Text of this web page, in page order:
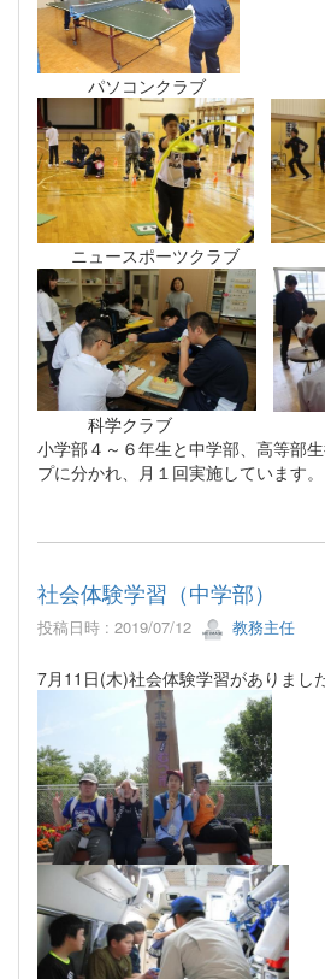
パソコンクラブ 卓
ニュースポーツクラブ エ
科学クラブ 音
小学部４～６年生と中学部、高等部
プに分かれ、月１回実施しています。
社会体験学習（中学部）
投稿日時 : 2019/07/12 教務主任
7月11日(木)社会体験学習がありました